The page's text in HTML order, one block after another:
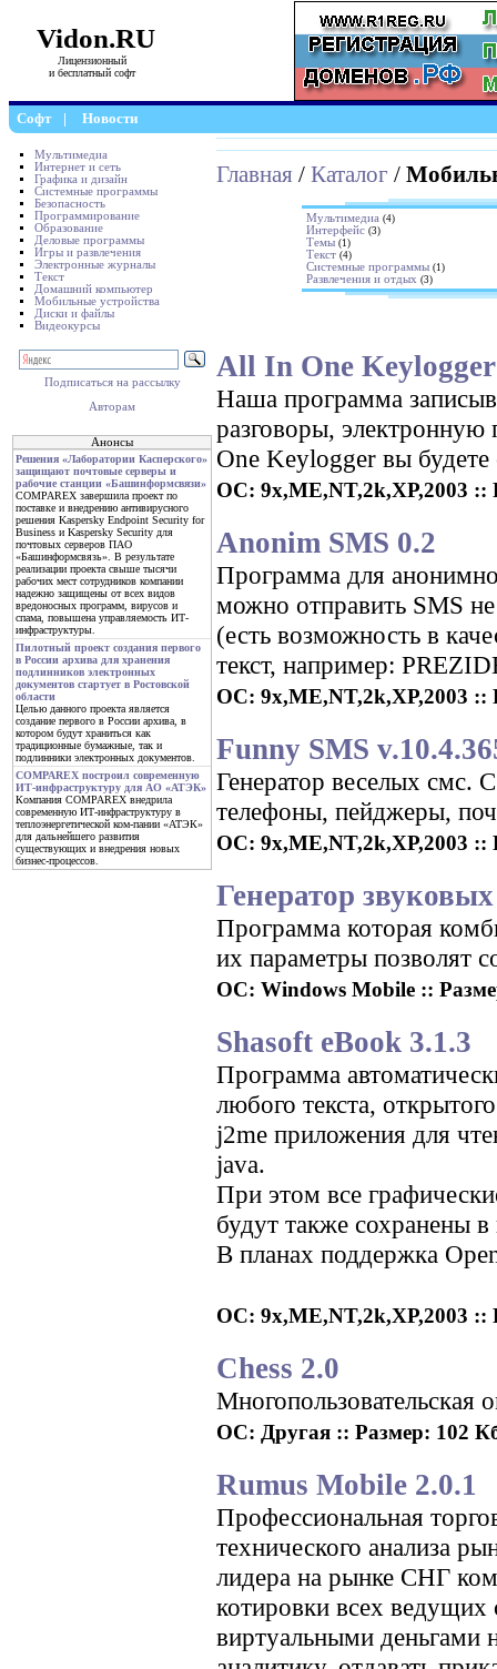
Vidon.RU
Лицензионный
и бесплатный софт
Софт | Новости
Мультимедиа
Интернет и сеть
Графика и дизайн
Системные программы
Безопасность
Программирование
Образование
Деловые программы
Игры и развлечения
Электронные журналы
Текст
Домашний компьютер
Мобильные устройства
Диски и файлы
Видеокурсы
Подписаться на рассылку
Авторам
Анонсы
Решения «Лаборатории Касперского»
защищают почтовые серверы и
рабочие станции «Башинформсвязи»
COMPAREX завершила проект по
поставке и внедрению антивирусного
решения Kaspersky Endpoint Security for
Business и Kaspersky Security для
почтовых серверов ПАО
«Башинформсвязь». В результате
реализации проекта свыше тысячи
рабочих мест сотрудников компании
надежно защищены от всех видов
вредоносных программ, вирусов и
спама, повышена управляемость ИТ-
инфраструктуры.
Пилотный проект создания первого
в России архива для хранения
подлинников электронных
документов стартует в Ростовской
области
Целью данного проекта является
создание первого в России архива, в
котором будут храниться как
традиционные бумажные, так и
подлинники электронных документов.
COMPAREX построил современную
ИТ-инфраструктуру для АО «АТЭК»
Компания COMPAREX внедрила
современную ИТ-инфраструктуру в
теплоэнергетической ком-пании «АТЭК»
для дальнейшего развития
существующих и внедрения новых
бизнес-процессов.
Главная / Каталог /
Мультимедиа (4)
Интерфейс (3)
Темы (1)
Текст (4)
Системные программы (1)
Развлечения и отдых (3)
All In One
Наша программа
разговоры,
One Keylogger вы будете
ОС: 9x,ME,NT,2k,XP,2003 ::
Anonim SMS 0.2
Программа для
можно отправить SMS
(есть возможность в
текст, например:
ОС: 9x,ME,NT,2k,XP,2003 ::
Funny SMS
Генератор веселых смс.
телефоны, пейджеры,
ОС: 9x,ME,NT,2k,XP,2003 ::
Генератор
Программа которая
их параметры позволят
ОС: Windows Mobile ::
Shasoft eBook 3.1.3
Программа
любого текста,
j2me приложения для
java.
При этом все
будут также сохранены в
В планах поддержка
ОС: 9x,ME,NT,2k,XP,2003 ::
Chess 2.0
Многопользовательская
ОС: Другая :: Размер: 102
Rumus Mobile 2.0.1
Профессиональная
технического анализа
лидера на рынке СНГ
котировки всех ведущих
виртуальными деньгами